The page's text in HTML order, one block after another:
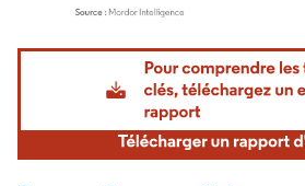
Image © Mordor Intelligence. La réutilisation